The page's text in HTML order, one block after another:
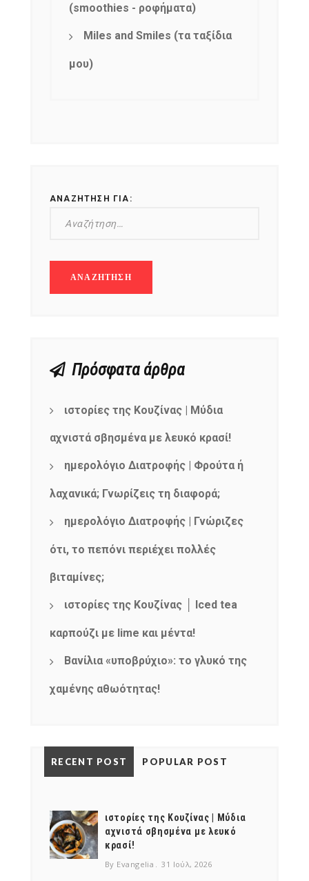
(smoothies - ροφήματα)
Miles and Smiles (τα ταξίδια
μου)
ΑΝΑΖΉΤΗΣΗ ΓΙΑ:
Πρόσφατα άρθρα
ιστορίες της Κουζίνας | Μύδια
αχνιστά σβησμένα με λευκό κρασί!
ημερολόγιο Διατροφής | Φρούτα ή
λαχανικά; Γνωρίζεις τη διαφορά;
ημερολόγιο Διατροφής | Γνώριζες
ότι, το πεπόνι περιέχει πολλές
βιταμίνες;
ιστορίες της Κουζίνας │ Iced tea
καρπούζι με lime και μέντα!
Βανίλια «υποβρύχιο»: το γλυκό της
χαμένης αθωότητας!
RECENT POST POPULAR POST
ιστορίες της Κουζίνας | Μύδια
αχνιστά σβησμένα με λευκό
κρασί!
By Evangelia 31 Ιούλ, 2026